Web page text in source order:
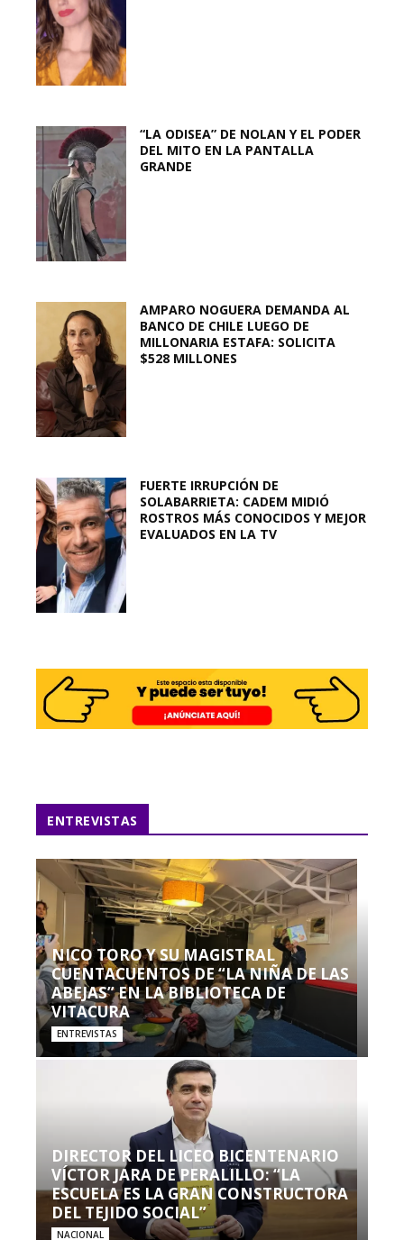
“LA ODISEA” DE NOLAN Y EL PODER
DEL MITO EN LA PANTALLA
GRANDE
AMPARO NOGUERA DEMANDA AL
BANCO DE CHILE LUEGO DE
MILLONARIA ESTAFA: SOLICITA
$528 MILLONES
FUERTE IRRUPCIÓN DE
SOLABARRIETA: CADEM MIDIÓ
ROSTROS MÁS CONOCIDOS Y MEJOR
EVALUADOS EN LA TV
ENTREVISTAS
NICO TORO Y SU MAGISTRAL
CUENTACUENTOS DE “LA NIÑA DE LAS
ABEJAS” EN LA BIBLIOTECA DE
VITACURA
ENTREVISTAS
DIRECTOR DEL LICEO BICENTENARIO
VÍCTOR JARA DE PERALILLO: “LA
ESCUELA ES LA GRAN CONSTRUCTORA
DEL TEJIDO SOCIAL”
NACIONAL